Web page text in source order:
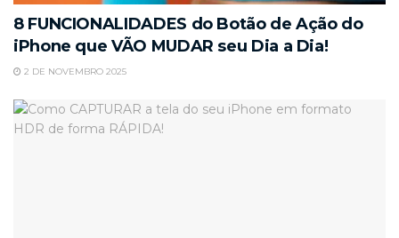
8 FUNCIONALIDADES do Botão de Ação do
iPhone que VÃO MUDAR seu Dia a Dia!
2 DE NOVEMBRO 2025